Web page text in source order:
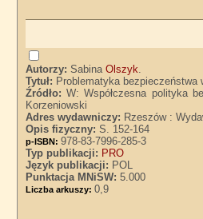
Autorzy:SabinaOlszyk.
Tytuł: Problematyka
Źródło:W: Współczesna polityka
Korzeniowski
Adres wydawniczy: Rzeszów :
Opis fizyczny:S. 152-164
p-ISBN:978-83-7996-285-3
Typ publikacji: PRO
Język publikacji: POL
Punktacja MNiSW:5.000
Liczba arkuszy:0,9